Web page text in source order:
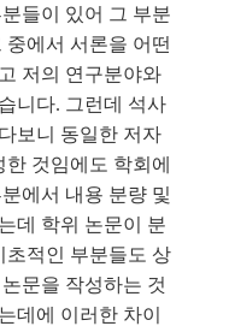
들이 있어 그 부분
에서 서론을 어떤
저의 연구분야와
니다. 그런데 석사
보니 동일한 저자
것임에도 학회에
에서 내용 분량 및
데 학위 논문이 분
초적인 부분들도 상
문을 작성하는 것
데에 이러한 차이